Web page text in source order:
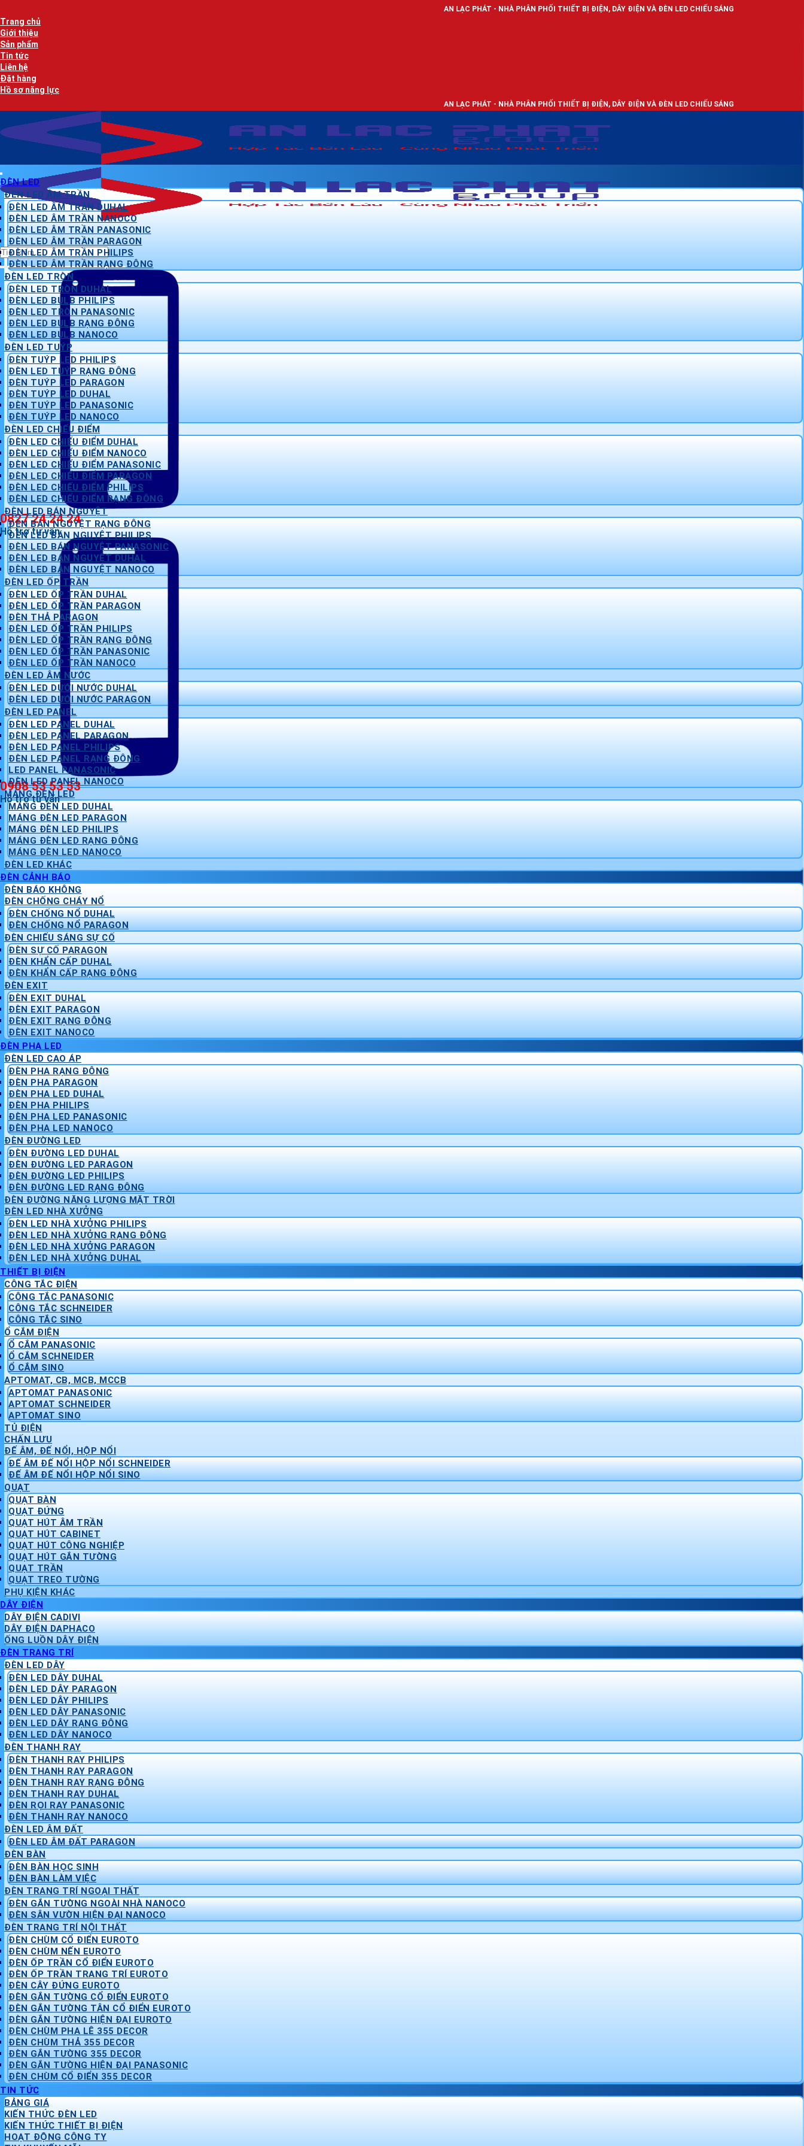
qua
nội
dung
AN LẠC PHÁT - NHÀ PHÂN PHỐI THIẾT BỊ ĐIỆN, DÂY ĐIỆN VÀ ĐÈN LED CHIẾU SÁNG
Trang chủ
Giới thiệu
Sản phẩm
Tin tức
Liên hệ
Đặt hàng
Hồ sơ năng lực
AN LẠC PHÁT - NHÀ PHÂN PHỐI THIẾT BỊ ĐIỆN, DÂY ĐIỆN VÀ ĐÈN LED CHIẾU SÁNG
Tìm
kiếm:
0827 24 24 24
Hỗ trợ tư vấn
0908 53 53 53
Hỗ trợ tư vấn
ĐÈN LED
ĐÈN LED ÂM TRẦN
ĐÈN LED ÂM TRẦN DUHAL
ĐÈN LED ÂM TRẦN NANOCO
ĐÈN LED ÂM TRẦN PANASONIC
ĐÈN LED ÂM TRẦN PARAGON
ĐÈN LED ÂM TRẦN PHILIPS
ĐÈN LED ÂM TRẦN RẠNG ĐÔNG
ĐÈN LED TRÒN
ĐÈN LED TRÒN DUHAL
ĐÈN LED BULB PHILIPS
ĐÈN LED TRÒN PANASONIC
ĐÈN LED BULB RẠNG ĐÔNG
ĐÈN LED BULB NANOCO
ĐÈN LED TUÝP
ĐÈN TUÝP LED PHILIPS
ĐÈN LED TUÝP RẠNG ĐÔNG
ĐÈN TUÝP LED PARAGON
ĐÈN TUÝP LED DUHAL
ĐÈN TUÝP LED PANASONIC
ĐÈN TUÝP LED NANOCO
ĐÈN LED CHIẾU ĐIỂM
ĐÈN LED CHIẾU ĐIỂM DUHAL
ĐÈN LED CHIẾU ĐIỂM NANOCO
ĐÈN LED CHIẾU ĐIỂM PANASONIC
ĐÈN LED CHIẾU ĐIỂM PARAGON
ĐÈN LED CHIẾU ĐIỂM PHILIPS
ĐÈN LED CHIẾU ĐIỂM RẠNG ĐÔNG
ĐÈN LED BÁN NGUYỆT
ĐÈN BÁN NGUYỆT RẠNG ĐÔNG
ĐÈN LED BÁN NGUYỆT PHILIPS
ĐÈN LED BÁN NGUYỆT PANASONIC
ĐÈN LED BÁN NGUYỆT DUHAL
ĐÈN LED BÁN NGUYỆT NANOCO
ĐÈN LED ỐP TRẦN
ĐÈN LED ỐP TRẦN DUHAL
ĐÈN LED ỐP TRẦN PARAGON
ĐÈN THẢ PARAGON
ĐÈN LED ỐP TRẦN PHILIPS
ĐÈN LED ỐP TRẦN RẠNG ĐÔNG
ĐÈN LED ỐP TRẦN PANASONIC
ĐÈN LED ỐP TRẦN NANOCO
ĐÈN LED ÂM NƯỚC
ĐÈN LED DƯỚI NƯỚC DUHAL
ĐÈN LED DƯỚI NƯỚC PARAGON
ĐÈN LED PANEL
ĐÈN LED PANEL DUHAL
ĐÈN LED PANEL PARAGON
ĐÈN LED PANEL PHILIPS
ĐÈN LED PANEL RẠNG ĐÔNG
LED PANEL PANASONIC
ĐÈN LED PANEL NANOCO
MÁNG ĐÈN LED
MÁNG ĐÈN LED DUHAL
MÁNG ĐÈN LED PARAGON
MÁNG ĐÈN LED PHILIPS
MÁNG ĐÈN LED RẠNG ĐÔNG
MÁNG ĐÈN LED NANOCO
ĐÈN LED KHÁC
ĐÈN CẢNH BÁO
ĐÈN BÁO KHÔNG
ĐÈN CHỐNG CHÁY NỔ
ĐÈN CHỐNG NỔ DUHAL
ĐÈN CHỐNG NỔ PARAGON
ĐÈN CHIẾU SÁNG SỰ CỐ
ĐÈN SỰ CỐ PARAGON
ĐÈN KHẨN CẤP DUHAL
ĐÈN KHẨN CẤP RẠNG ĐÔNG
ĐÈN EXIT
ĐÈN EXIT DUHAL
ĐÈN EXIT PARAGON
ĐÈN EXIT RẠNG ĐÔNG
ĐÈN EXIT NANOCO
ĐÈN PHA LED
ĐÈN LED CAO ÁP
ĐÈN PHA RẠNG ĐÔNG
ĐÈN PHA PARAGON
ĐÈN PHA LED DUHAL
ĐÈN PHA PHILIPS
ĐÈN PHA LED PANASONIC
ĐÈN PHA LED NANOCO
ĐÈN ĐƯỜNG LED
ĐÈN ĐƯỜNG LED DUHAL
ĐÈN ĐƯỜNG LED PARAGON
ĐÈN ĐƯỜNG LED PHILIPS
ĐÈN ĐƯỜNG LED RẠNG ĐÔNG
ĐÈN ĐƯỜNG NĂNG LƯỢNG MẶT TRỜI
ĐÈN LED NHÀ XƯỞNG
ĐÈN LED NHÀ XƯỞNG PHILIPS
ĐÈN LED NHÀ XƯỞNG RẠNG ĐÔNG
ĐÈN LED NHÀ XƯỞNG PARAGON
ĐÈN LED NHÀ XƯỞNG DUHAL
THIẾT BỊ ĐIỆN
CÔNG TẮC ĐIỆN
CÔNG TẮC PANASONIC
CÔNG TẮC SCHNEIDER
CÔNG TẮC SINO
Ổ CẮM ĐIỆN
Ổ CẮM PANASONIC
Ổ CẮM SCHNEIDER
Ổ CẮM SINO
APTOMAT, CB, MCB, MCCB
APTOMAT PANASONIC
APTOMAT SCHNEIDER
APTOMAT SINO
TỦ ĐIỆN
CHẤN LƯU
ĐẾ ÂM, ĐẾ NỔI, HỘP NỔI
ĐẾ ÂM ĐẾ NỔI HỘP NỔI SCHNEIDER
ĐẾ ÂM ĐẾ NỔI HỘP NỔI SINO
QUẠT
QUẠT BÀN
QUẠT ĐỨNG
QUẠT HÚT ÂM TRẦN
QUẠT HÚT CABINET
QUẠT HÚT CÔNG NGHIỆP
QUẠT HÚT GẮN TƯỜNG
QUẠT TRẦN
QUẠT TREO TƯỜNG
PHỤ KIỆN KHÁC
DÂY ĐIỆN
DÂY ĐIỆN CADIVI
DÂY ĐIỆN DAPHACO
ỐNG LUỒN DÂY ĐIỆN
ĐÈN TRANG TRÍ
ĐÈN LED DÂY
ĐÈN LED DÂY DUHAL
ĐÈN LED DÂY PARAGON
ĐÈN LED DÂY PHILIPS
ĐÈN LED DÂY PANASONIC
ĐÈN LED DÂY RẠNG ĐÔNG
ĐÈN LED DÂY NANOCO
ĐÈN THANH RAY
ĐÈN THANH RAY PHILIPS
ĐÈN THANH RAY PARAGON
ĐÈN THANH RAY RẠNG ĐÔNG
ĐÈN THANH RAY DUHAL
ĐÈN RỌI RAY PANASONIC
ĐÈN THANH RAY NANOCO
ĐÈN LED ÂM ĐẤT
ĐÈN LED ÂM ĐẤT PARAGON
ĐÈN BÀN
ĐÈN BÀN HỌC SINH
ĐÈN BÀN LÀM VIỆC
ĐÈN TRANG TRÍ NGOẠI THẤT
ĐÈN GẮN TƯỜNG NGOÀI NHÀ NANOCO
ĐÈN SÂN VƯỜN HIỆN ĐẠI NANOCO
ĐÈN TRANG TRÍ NỘI THẤT
ĐÈN CHÙM CỔ ĐIỂN EUROTO
ĐÈN CHÙM NẾN EUROTO
ĐÈN ỐP TRẦN CỔ ĐIỂN EUROTO
ĐÈN ỐP TRẦN TRANG TRÍ EUROTO
ĐÈN CÂY ĐỨNG EUROTO
ĐÈN GẮN TƯỜNG CỔ ĐIỂN EUROTO
ĐÈN GẮN TƯỜNG TÂN CỔ ĐIỂN EUROTO
ĐÈN GẮN TƯỜNG HIỆN ĐẠI EUROTO
ĐÈN CHÙM PHA LÊ 355 DECOR
ĐÈN CHÙM THẢ 355 DECOR
ĐÈN GẮN TƯỜNG 355 DECOR
ĐÈN GẮN TƯỜNG HIỆN ĐẠI PANASONIC
ĐÈN CHÙM CỔ ĐIỂN 355 DECOR
TIN TỨC
BẢNG GIÁ
KIẾN THỨC ĐÈN LED
KIẾN THỨC THIẾT BỊ ĐIỆN
HOẠT ĐỘNG CÔNG TY